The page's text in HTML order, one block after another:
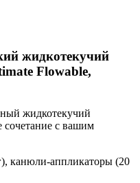
жидкотекучий
Flowable,
жидкотекучий
сочетание с вашим
канюли-аппликаторы (20